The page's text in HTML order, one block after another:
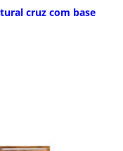
cruz com base